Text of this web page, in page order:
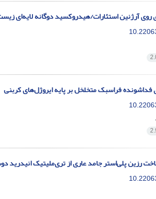
روی آرژنین استئارات/هیدروکسید دوگانه لایه‌ای
فراسبک متخلخل بر پایه ایروژل‌های کربنی
پلی‌استر جامد عاری از تری‌ملیتیک انیدرید